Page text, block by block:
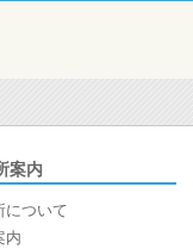
案内
について
内